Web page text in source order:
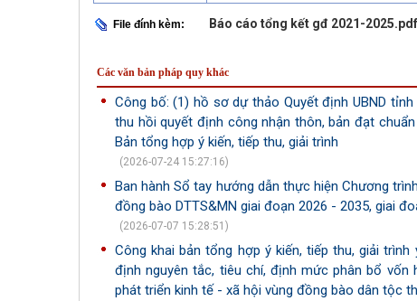
File đính kèm: Báo cáo tổng kết gđ 2021-
Các văn bản pháp quy khác
Công bố: (1) hồ sơ dự thảo Quyết định UBND
thu hồi quyết định công nhận thôn, bản đạt
Bản tổng hợp ý kiến, tiếp thu, giải trình
(2026-07-24 15:27:16)
Ban hành Sổ tay hướng dẫn thực hiện Chương
đồng bào DTTS&MN giai đoạn 2026 - 2035, giai
(2026-07-07 15:28:51)
Công khai bản tổng hợp ý kiến, tiếp thu, giải
định nguyên tắc, tiêu chí, định mức phân bổ vốn
phát triển kinh tế - xã hội vùng đồng bào dân tộc